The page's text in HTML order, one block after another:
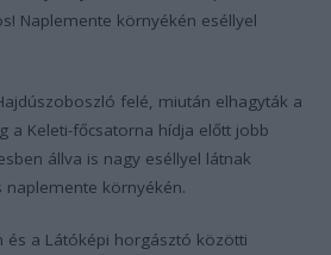
Naplemente környékén eséllyel
felé, miután elhagyták a
a Keleti-főcsatorna hídja előtt jobb
állva is nagy eséllyel látnak
környékén.
és a Látóképi horgásztó közötti